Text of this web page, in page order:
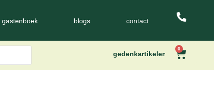
gastenboek blogs contact
gedenkartikelen
0